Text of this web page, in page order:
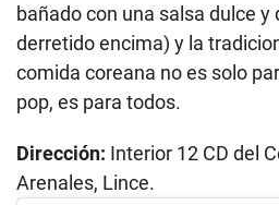
bañado con una salsa dulce y
derretido encima) y la
comida coreana no es solo
pop, es para todos.
Dirección: Interior 12 CD del
Arenales, Lince.